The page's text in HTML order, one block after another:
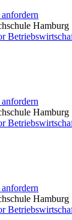
Hamburg
Hamburg
Hamburg